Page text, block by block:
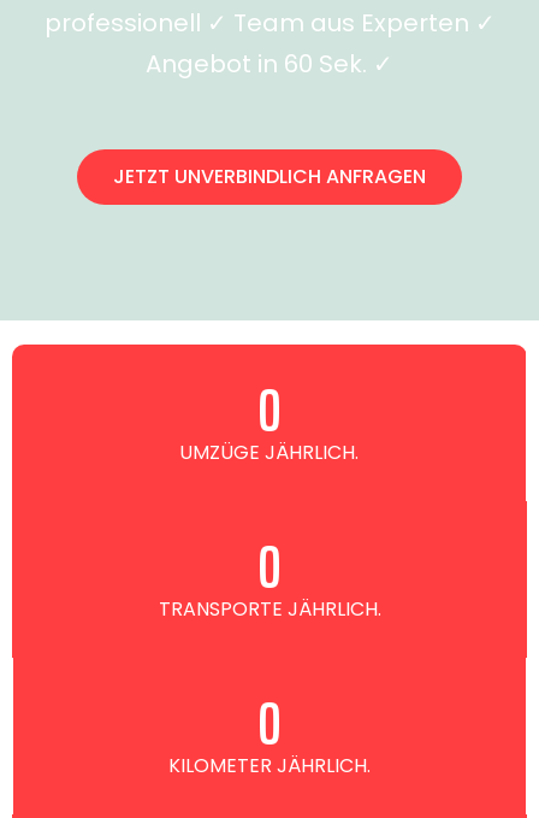
professionell ✓ Team aus Experten ✓
Angebot in 60 Sek. ✓
JETZT UNVERBINDLICH ANFRAGEN
UMZÜGE JÄHRLICH.
0
TRANSPORTE JÄHRLICH.
0
KILOMETER JÄHRLICH.
0